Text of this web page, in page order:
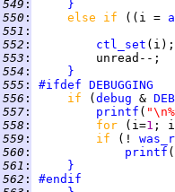
549 :
}
550 : else if ((i =
551 :
552 : ctl_set
553 :
554 :
}
555 : #ifdef DEBUGGING
556 : if ( debug &
557 : printf (
558 : for (i=1
559 : if (!
560 : printf (
561 :
}
562 :
#endif